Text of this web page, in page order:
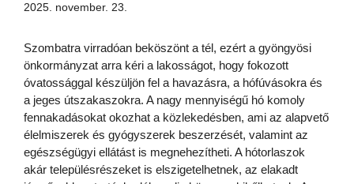
2025. november. 23.
Szombatra virradóan beköszönt a tél, ezért a gyöngyösi
önkormányzat arra kéri a lakosságot, hogy fokozott
óvatossággal készüljön fel a havazásra, a hófúvásokra és
a jeges útszakaszokra. A nagy mennyiségű hó komoly
fennakadásokat okozhat a közlekedésben, ami az alapvető
élelmiszerek és gyógyszerek beszerzését, valamint az
egészségügyi ellátást is megnehezítheti. A hótorlaszok
akár településrészeket is elszigetelhetnek, az elakadt